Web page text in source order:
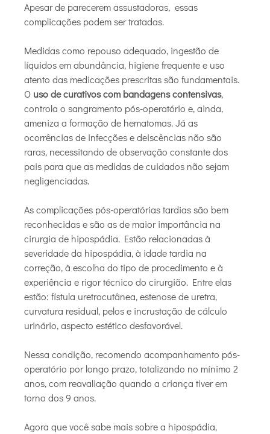
Apesar de parecerem assustadoras, essas
complicações podem ser tratadas.
Medidas como repouso adequado, ingestão de
líquidos em abundância, higiene frequente e uso
atento das medicações prescritas são fundamentais.
O uso de curativos com bandagens contensivas,
controla o sangramento pós-operatório e, ainda,
ameniza a formação de hematomas. Já as
ocorrências de infecções e deiscências não são
raras, necessitando de observação constante dos
pais para que as medidas de cuidados não sejam
negligenciadas.
As complicações pós-operatórias tardias são bem
reconhecidas e são as de maior importância na
cirurgia de hipospádia. Estão relacionadas à
severidade da hipospádia, à idade tardia na
correção, à escolha do tipo de procedimento e à
experiência e rigor técnico do cirurgião. Entre elas
estão: fístula uretrocutânea, estenose de uretra,
curvatura residual, pelos e incrustação de cálculo
urinário, aspecto estético desfavorável.
Nessa condição, recomendo acompanhamento pós-
operatório por longo prazo, totalizando no mínimo 2
anos, com reavaliação quando a criança tiver em
torno dos 9 anos.
Agora que você sabe mais sobre a hipospádia,